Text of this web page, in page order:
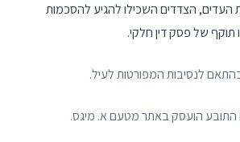
העדים, הצדדים השכילו להגיע להסכמות
של פסק דין חלקי.
לנסיבות המפורטות לעיל.
הועסק באתר מטעם א. מיגס.